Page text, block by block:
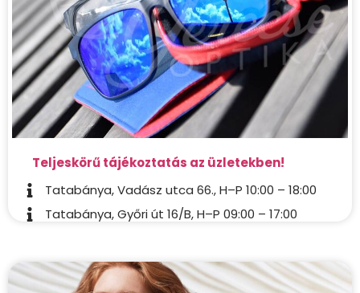
Teljeskörű tájékoztatás az üzletekben!
Tatabánya, Vadász utca 66., H–P 10:00 – 18:00
Tatabánya, Győri út 16/B, H–P 09:00 – 17:00